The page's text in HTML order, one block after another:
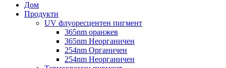
Дом
Продукти
UV флуоресцентен пигмент
365nm оранжев
365nm Неорганичен
254nm Органичен
254nm Неорганичен